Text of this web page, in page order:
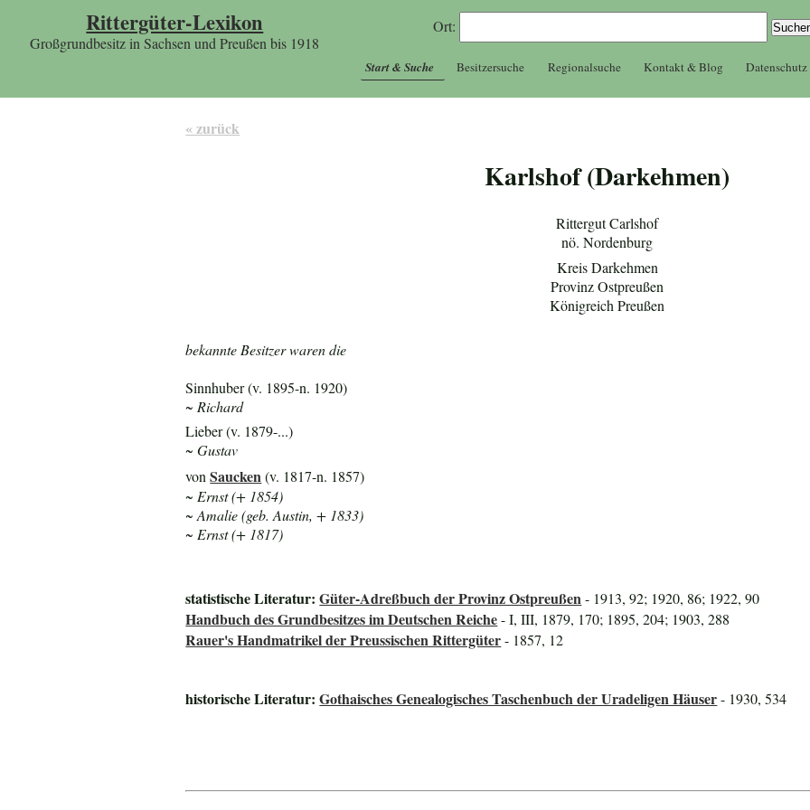
Rittergüter-Lexikon
Großgrundbesitz in Sachsen und Preußen bis 1918
Ort:
Start & Suche Besitzersuche Regionalsuche Kontakt & Blog Datenschutz
« zurück
Karlshof (Darkehmen)
Rittergut Carlshof
nö. Nordenburg
Kreis Darkehmen
Provinz Ostpreußen
Königreich Preußen
bekannte Besitzer waren die
Sinnhuber (v. 1895-n. 1920)
~ Richard
Lieber (v. 1879-...)
~ Gustav
vonSaucken(v. 1817-n. 1857)
~ Ernst (+ 1854)
~ Amalie (geb. Austin, + 1833)
~ Ernst (+ 1817)
statistische Literatur:Güter-Adreßbuch der Provinz Ostpreußen - 1913, 92; 1920, 86; 1922, 90
Handbuch des Grundbesitzes im Deutschen Reiche- I, III, 1879, 170; 1895, 204; 1903, 288
Rauer's Handmatrikel der Preussischen Rittergüter- 1857, 12
historische Literatur:Gothaisches Genealogisches Taschenbuch der Uradeligen Häuser- 1930, 534